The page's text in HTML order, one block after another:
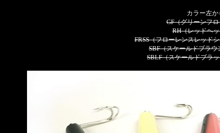
カラー左か
GF（グリーンフ
RH（レッドヘ
FRSS（フローレンスレッド
SBF（スケールドブラウ
SBLF（スケールドブラ